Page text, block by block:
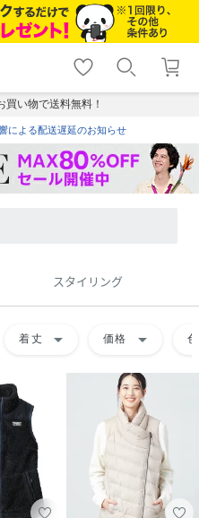
shopping_cart lock_outline
ログイン
い物で送料無料！
による配送遅延のお知らせ
スタイリング
着丈 arrow_drop_down 価格 arrow_drop_down 色